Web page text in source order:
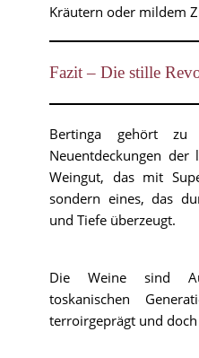
Kräutern oder mildem
Fazit – Die stille
Bertinga gehört zu
Neuentdeckungen der
Weingut, das mit
sondern eines, das
und Tiefe überzeugt.
Die Weine sind
toskanischen
terroirgeprägt und